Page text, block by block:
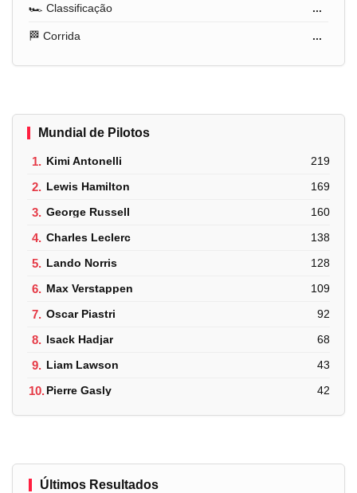
🏎️ Classificação ...
🏁 Corrida ...
Mundial de Pilotos
1. Kimi Antonelli 219
2. Lewis Hamilton 169
3. George Russell 160
4. Charles Leclerc 138
5. Lando Norris 128
6. Max Verstappen 109
7. Oscar Piastri 92
8. Isack Hadjar 68
9. Liam Lawson 43
10.Pierre Gasly 42
Últimos Resultados